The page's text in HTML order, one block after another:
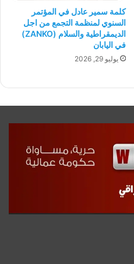
كلمة سمير عادل في المؤتمر
السنوي لمنظمة التجمع من اجل
الديمقراطية والسلام (ZANKO)
في اليابان
يوليو 29, 2026